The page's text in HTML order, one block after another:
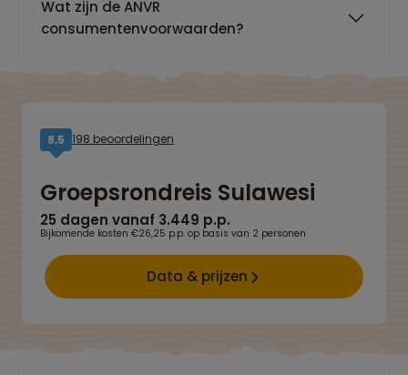
Wat zijn de ANVR
consumentenvoorwaarden?
8,5 198 beoordelingen
Groepsrondreis Sulawesi
25 dagen vanaf 3.449 p.p.
Bijkomende kosten €26,25 p.p. op basis van 2 personen
Data & prijzen